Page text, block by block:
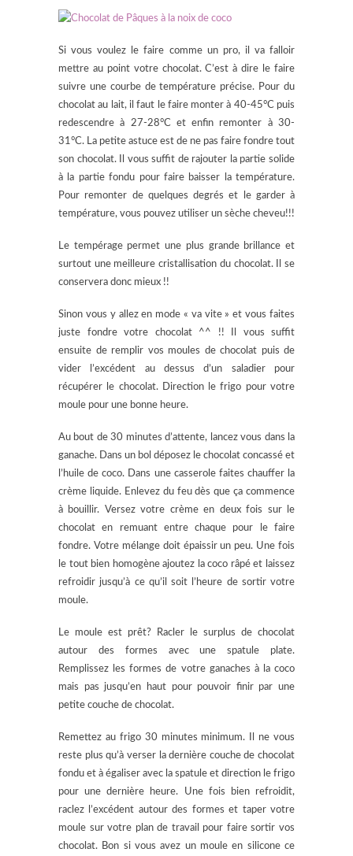
Si vous voulez le faire comme un pro, il va falloir
mettre au point votre chocolat. C’est à dire le faire
suivre une courbe de température précise. Pour du
chocolat au lait, il faut le faire monter à 40-45°C puis
redescendre à 27-28°C et enfin remonter à 30-
31°C. La petite astuce est de ne pas faire fondre tout
son chocolat. Il vous suffit de rajouter la partie solide
à la partie fondu pour faire baisser la température.
Pour remonter de quelques degrés et le garder à
température, vous pouvez utiliser un sèche cheveu!!!
Le tempérage permet une plus grande brillance et
surtout une meilleure cristallisation du chocolat. Il se
conservera donc mieux !!
Sinon vous y allez en mode « va vite » et vous faites
juste fondre votre chocolat ^^ !! Il vous suffit
ensuite de remplir vos moules de chocolat puis de
vider l’excédent au dessus d’un saladier pour
récupérer le chocolat. Direction le frigo pour votre
moule pour une bonne heure.
Au bout de 30 minutes d’attente, lancez vous dans la
ganache. Dans un bol déposez le chocolat concassé et
l’huile de coco. Dans une casserole faites chauffer la
crème liquide. Enlevez du feu dès que ça commence
à bouillir. Versez votre crème en deux fois sur le
chocolat en remuant entre chaque pour le faire
fondre. Votre mélange doit épaissir un peu. Une fois
le tout bien homogène ajoutez la coco râpé et laissez
refroidir jusqu’à ce qu’il soit l’heure de sortir votre
moule.
Le moule est prêt? Racler le surplus de chocolat
autour des formes avec une spatule plate.
Remplissez les formes de votre ganaches à la coco
mais pas jusqu’en haut pour pouvoir finir par une
petite couche de chocolat.
Remettez au frigo 30 minutes minimum. Il ne vous
reste plus qu’à verser la dernière couche de chocolat
fondu et à égaliser avec la spatule et direction le frigo
pour une dernière heure. Une fois bien refroidit,
raclez l’excédent autour des formes et taper votre
moule sur votre plan de travail pour faire sortir vos
chocolat. Bon si vous avez un moule en silicone ce